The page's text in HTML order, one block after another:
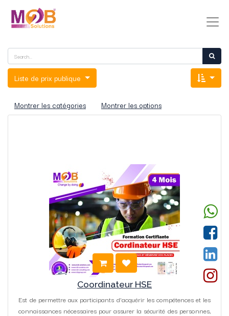
Liste de prix publique
Montrer les catégories Montrer les options
Coordinateur HSE
Est de permettre aux participants d'acquérir les compétences et les
connaissances nécessaires pour assurer la sécurité des personnes,